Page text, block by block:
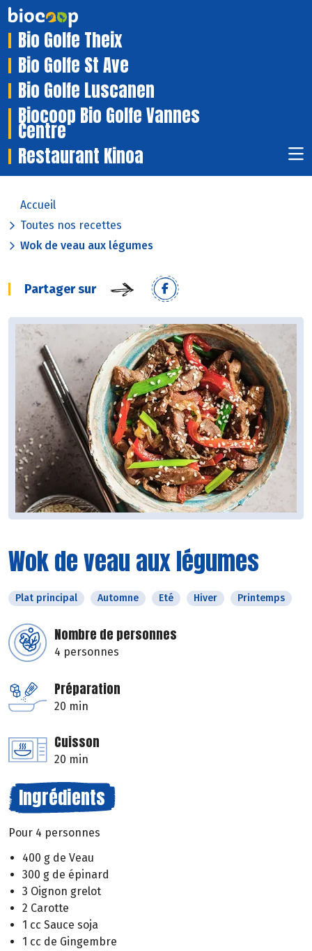
Bio Golfe Theix
Bio Golfe St Ave
Bio Golfe Luscanen
Biocoop Bio Golfe Vannes
Centre
Restaurant Kinoa
Accueil
Toutes nos recettes
Wok de veau aux légumes
Partager sur
Wok de veau aux légumes
Plat principal Automne Eté Hiver Printemps
Nombre de personnes
4 personnes
Préparation
20 min
Cuisson
20 min
Ingrédients
Pour 4 personnes
400 g de Veau
300 g de épinard
3 Oignon grelot
2 Carotte
1 cc Sauce soja
1 cc de Gingembre